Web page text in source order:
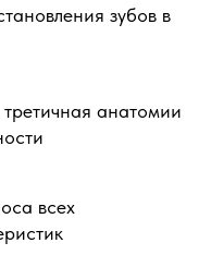
зубов в
анатомии
всех